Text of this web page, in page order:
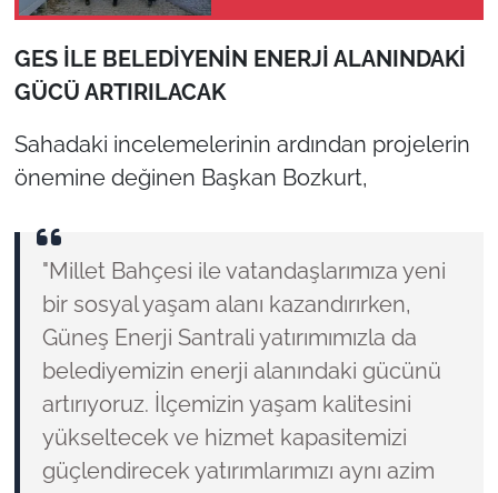
GES İLE BELEDİYENİN ENERJİ ALANINDAKİ
GÜCÜ ARTIRILACAK
Sahadaki incelemelerinin ardından projelerin
önemine değinen Başkan Bozkurt,
"Millet Bahçesi ile vatandaşlarımıza yeni
bir sosyal yaşam alanı kazandırırken,
Güneş Enerji Santrali yatırımımızla da
belediyemizin enerji alanındaki gücünü
artırıyoruz. İlçemizin yaşam kalitesini
yükseltecek ve hizmet kapasitemizi
güçlendirecek yatırımlarımızı aynı azim